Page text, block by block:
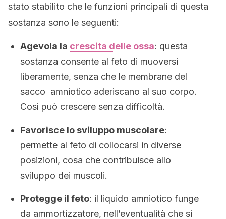
stato stabilito che le funzioni principali di questa
sostanza sono le seguenti:
Agevola la crescita delle ossa: questa
sostanza consente al feto di muoversi
liberamente, senza che le membrane del
sacco amniotico aderiscano al suo corpo.
Così può crescere senza difficoltà.
Favorisce lo sviluppo muscolare:
permette al feto di collocarsi in diverse
posizioni, cosa che contribuisce allo
sviluppo dei muscoli.
Protegge il feto: il liquido amniotico funge
da ammortizzatore, nell’eventualità che si